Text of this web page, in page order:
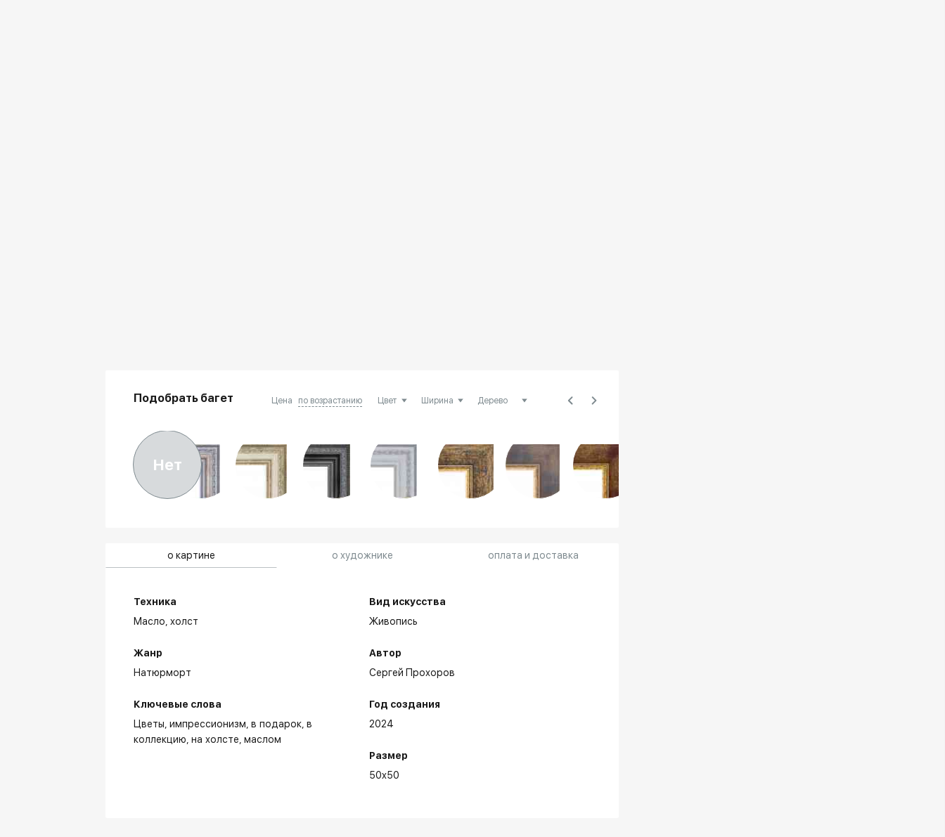
Подобрать багет Цена по возрастанию
Нет
о картине о художнике оплата и доставка
Техника
Масло,холст
Жанр
Натюрморт
Ключевые слова
Цветы импрессионизм в подарок в
коллекцию на холсте маслом
Вид искусства
Живопись
Автор
Сергей Прохоров
Год создания
2024
Размер
50x50